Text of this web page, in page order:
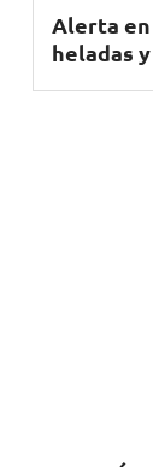
Alerta en
heladas